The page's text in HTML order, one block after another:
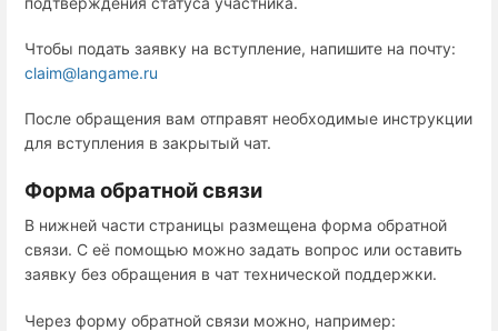
Чтобы подать заявку на вступление, напишите на почту:
claim@langame.ru
После обращения вам отправят необходимые инструкции
для вступления в закрытый чат.
Форма обратной связи
В нижней части страницы размещена форма обратной
связи. С её помощью можно задать вопрос или оставить
заявку без обращения в чат технической поддержки.
Через форму обратной связи можно, например: